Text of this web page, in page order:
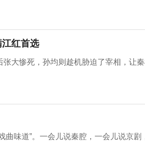
江红首选
大惨死，孙均则趁机胁迫了宰相，让
曲味道”。一会儿说秦腔，一会儿说京剧